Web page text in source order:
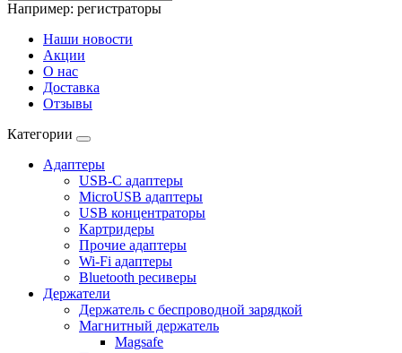
Например: регистраторы
Наши новости
Акции
О нас
Доставка
Отзывы
Категории
Адаптеры
USB-C адаптеры
MicroUSB адаптеры
USB концентраторы
Картридеры
Прочие адаптеры
Wi-Fi адаптеры
Bluetooth ресиверы
Держатели
Держатель с беспроводной зарядкой
Магнитный держатель
Magsafe